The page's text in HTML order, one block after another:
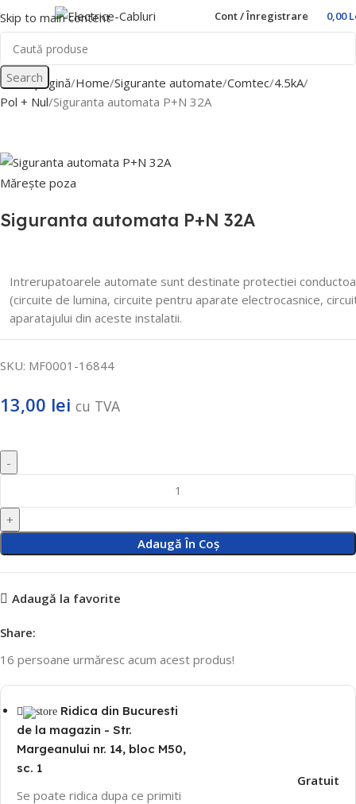
Skip to main content Cont / Înregistrare 0,00
Search
Prima pagină Home Sigurante automate Comtec 4.5kA
Pol + Nul Siguranta automata P+N 32A
Mărește poza
Siguranta automata P+N 32A
Intrerupatoarele automate sunt destinate protectiei
(circuite de lumina, circuite pentru aparate electrocasnice,
aparatajului din aceste instalatii.
SKU: MF0001-16844
13,00 lei cu TVA
Adaugă În Coș
Adaugă la favorite
Share:
16 persoane urmăresc acum acest produs!
Ridica din Bucuresti
de la magazin - Str.
Margeanului nr. 14, bloc M50,
sc. 1
Se poate ridica dupa ce primiti
Gratuit